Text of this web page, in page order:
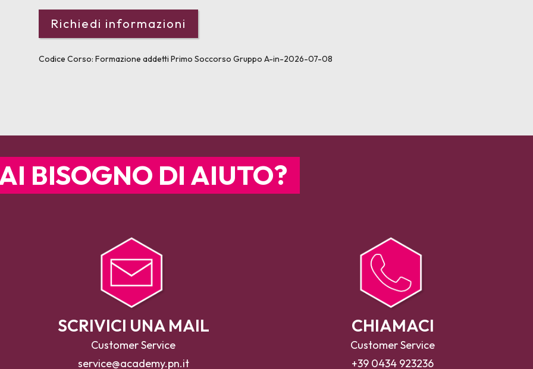
Codice Corso:Formazione addetti Primo Soccorso Gruppo A-in-2026-07-08
BISOGNO DI AIUTO?
SCRIVICI UNA MAIL
Customer Service
service@academy.pn.it
CHIAMACI
Customer Service
+39 0434 923236